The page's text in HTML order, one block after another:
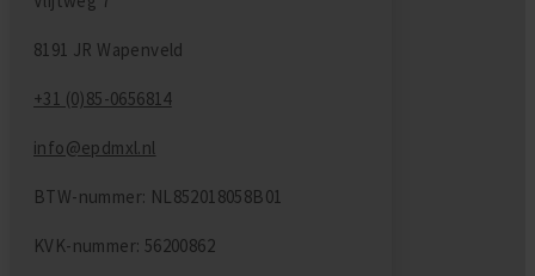
8191 JR Wapenveld
+31 (0)85-0656814
info@epdmxl.nl
BTW-nummer: NL852018058B01
KVK-nummer: 56200862